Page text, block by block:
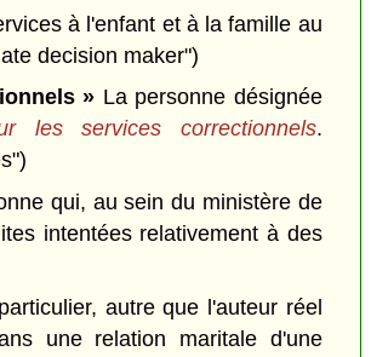
à l'enfant et à la famille au
decision maker")
» La personne désignée
les services correctionnels.
qui, au sein du ministère de
intentées relativement à des
autre que l'auteur réel
une relation maritale d'une